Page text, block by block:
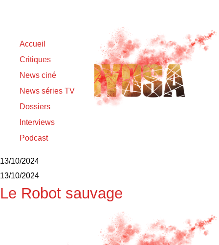
Accueil
Critiques
News ciné
News séries TV
Dossiers
Interviews
Podcast
Matt Berry
13/10/2024
13/10/2024
Le Robot sauvage